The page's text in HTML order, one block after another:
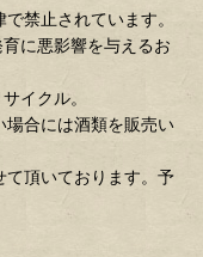
禁止されています。
に悪影響を与えるお
イクル。
合には酒類を販売い
頂いております。予